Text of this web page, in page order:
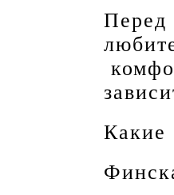
Перед
Какие